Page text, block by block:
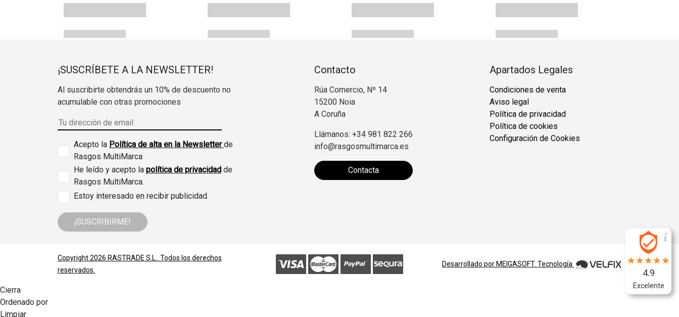
¡SUSCRÍBETE A LA NEWSLETTER!
Al suscribirte obtendrás un 10% de descuento no
acumulable con otras promociones
Acepto la Política de alta en la Newsletterde
Rasgos MultiMarca
He leído y acepto la política de privacidad de
Rasgos MultiMarca.
Estoy interesado en recibir publicidad.
¡SUSCRIBIRME!
Contacto
Rúa Comercio, Nº 14
15200 Noia
A Coruña
Llámanos: +34 981 822 266
info@rasgosmultimarca.es
Contacta
Apartados Legales
Condiciones de venta
Aviso legal
Política de privacidad
Política de cookies
Configuración de Cookies
Copyright 2026 RASTRADE S.L.
. Todos los derechos
reservados.
Desarrollado por MEIGASOFT. Tecnología
4.9
Excelente
Cierra
Ordenado por
Limpiar